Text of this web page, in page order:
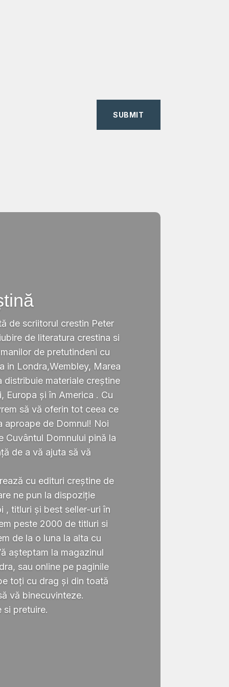
SUBMIT
de scriitorul crestin Peter
de literatura crestina si
de pretutindeni cu
in Londra,Wembley, Marea
distribuie materiale creștine
Europa și în America . Cu
să vă oferin tot ceea ce
aproape de Domnul! Noi
Cuvântul Domnului pină la
de a vă ajuta să vă
cu edituri creștine de
ne pun la dispoziție
, titluri și best seller-uri în
peste 2000 de titluri si
de la o luna la alta cu
așteptam la magazinul
sau online pe paginile
toți cu drag și din toată
vă binecuvinteze.
si pretuire.